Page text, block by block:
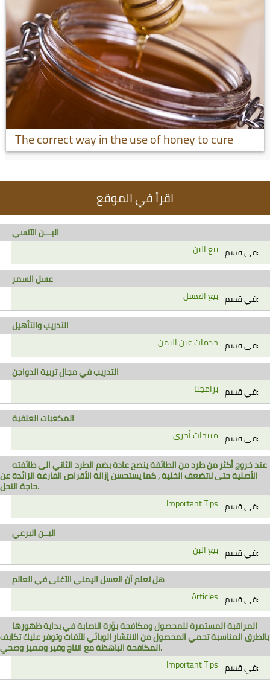
The correct way in the use of honey to cure
اقرأ في الموقع
البـــن الآنسي
في قسم:
بيع البن
عسل السمر
في قسم:
بيع العسل
التدريب والتأهيل
في قسم:
خدمات عين اليمن
التدريب في مجال تربية الدواجن
في قسم:
برامجنا
المكعبات العلفية
في قسم:
منتجات أخرى
عند خروج أكثر من طرد من الطائفة ينصح عادة بضم الطرد الثاني الى طائفته
الأصلية حتى لاتضعف الخلية , كما يستحسن إزالة الأقراص الفارغة الزائدة عن
حاجة النحل.
في قسم:
Important Tips
البــن البرعي
في قسم:
بيع البن
هل تعلم أن العسل اليمني الآغلى في العالم
في قسم:
Articles
المراقبة المستمرة للمحصول ومكافحة بؤرة الاصابة في بداية ظهورها
بالطرق المناسبة تحمي المحصول من الانتشار الوبائي للآفات وتوفر عليك تكابف
المكافحة الباهظة مع انتاج وفير ومميز وصحي.
في قسم:
Important Tips